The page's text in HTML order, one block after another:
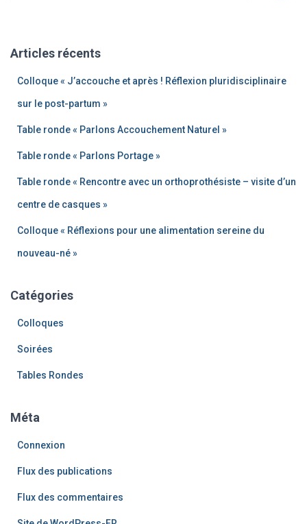
Articles récents
Colloque « J’accouche et après ! Réflexion pluridisciplinaire
sur le post-partum »
Table ronde « Parlons Accouchement Naturel »
Table ronde « Parlons Portage »
Table ronde « Rencontre avec un orthoprothésiste – visite d’un
centre de casques »
Colloque « Réflexions pour une alimentation sereine du
nouveau-né »
Catégories
Colloques
Soirées
Tables Rondes
Méta
Connexion
Flux des publications
Flux des commentaires